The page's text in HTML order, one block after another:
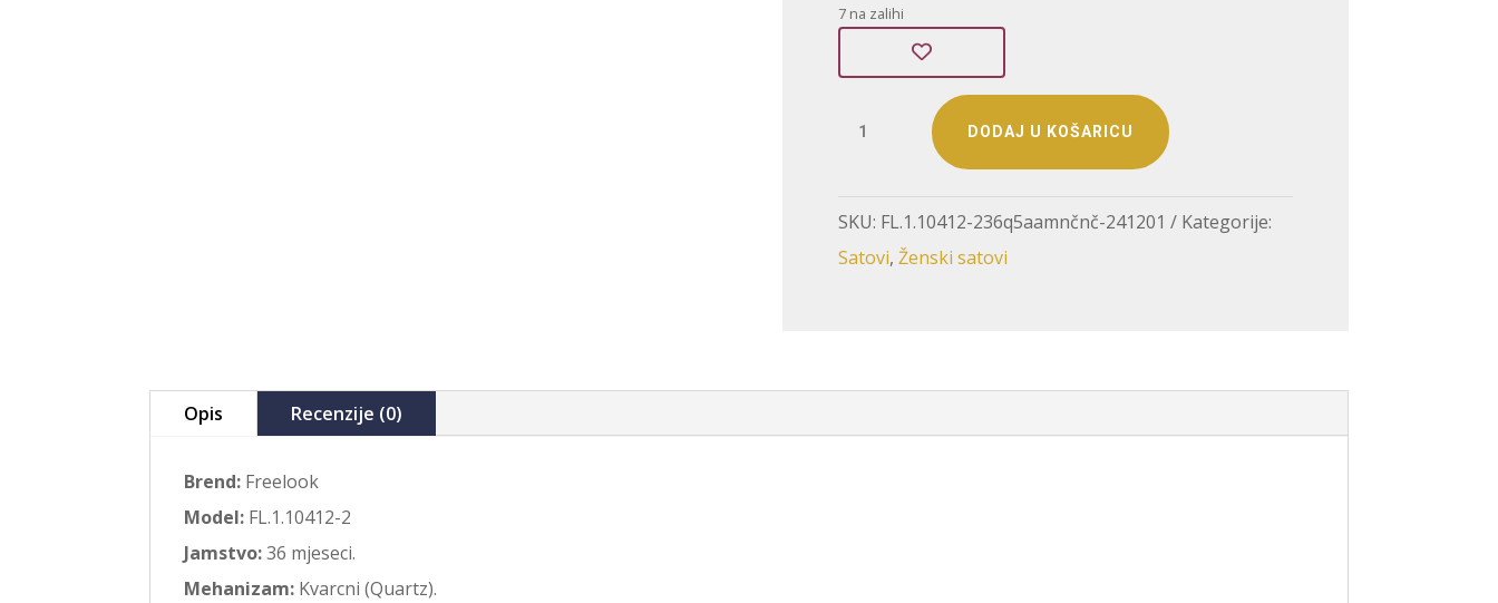
7 na zalihi
(FL.1.10412-
DODAJ U KOŠARICU
SKU: FL.1.10412-236q5aamnčnč-241201
Kategorije:
Satovi, Ženski satovi
Opis Recenzije (0)
Brend: Freelook
Model: FL.1.10412-2
Jamstvo:36 mjeseci.
Mehanizam: Kvarcni (Quartz).